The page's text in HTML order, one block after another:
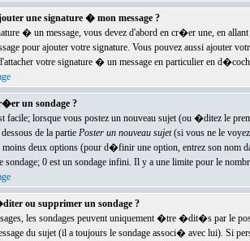
une signature � mon message ?
� un message, vous devez d'abord en cr�er une, en
pour ajouter votre signature. Vous pouvez aussi ajouter
votre signature � un message en particulier en
un sondage ?
facile; lorsque vous postez un nouveau sujet (ou �ditez le
de la partie Poster un nouveau sujet(si vous ne le voyez
moins deux options (pour d�finir une option, entrez son nom
sondage; 0 est un sondage infini. Il y a une limite pour le
ou supprimer un sondage ?
les sondages peuvent uniquement �tre �dit�s par le
du sujet (il a toujours le sondage associ� avec lui). Si